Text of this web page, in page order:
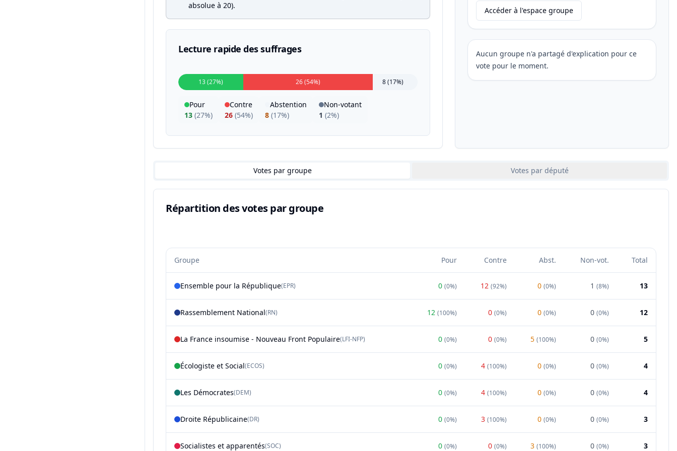
absolue à 20).
Lecture rapide des suffrages
13 (27%) 26 (54%) 8 (17%)
Pour
13 (27%)
Contre
26 (54%)
Abstention
8 (17%)
Non-votant
1 (2%)
Accéder à l'espace groupe
Aucun groupe n'a partagé d'explication pour ce
vote pour le moment.
Votes par groupe Votes par député
Répartition des votes par groupe
Groupe Pour Contre Abst. Non-vot. Total
Ensemble pour la République(EPR) 0 (0%) 12 (92%) 0 (0%) 1 (8%) 13
Rassemblement National(RN) 12 (100%) 0 (0%) 0 (0%) 0 (0%) 12
La France insoumise - Nouveau Front Populaire(LFI-NFP) 0 (0%) 0 (0%) 5 (100%) 0 (0%) 5
Écologiste et Social(ECOS) 0 (0%) 4 (100%) 0 (0%) 0 (0%) 4
Les Démocrates(DEM) 0 (0%) 4 (100%) 0 (0%) 0 (0%) 4
Droite Républicaine(DR) 0 (0%) 3 (100%) 0 (0%) 0 (0%) 3
Socialistes et apparentés(SOC) 0 (0%) 0 (0%) 3 (100%) 0 (0%) 3